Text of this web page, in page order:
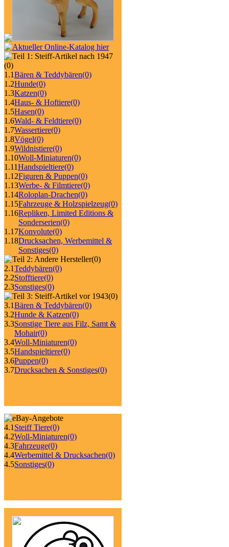
(0)
1.1Bären & Teddybären(0)
1.2Hunde(0)
1.3Katzen(0)
1.4Haus- & Hoftiere(0)
1.5Hasen(0)
1.6Wald- & Feldtiere(0)
1.7Wassertiere(0)
1.8Vögel(0)
1.9Wildnistiere(0)
1.10Woll-Miniaturen(0)
1.11Handspieltiere(0)
1.12Figuren & Puppen(0)
1.13Werbe- & Filmtiere(0)
1.14Roloplan-Drachen(0)
1.15Fahrzeuge & Holzspielzeug(0)
1.16Repliken, Limited Editions &
Sonderserien(0)
1.17Konvolute(0)
1.18Drucksachen, Werbemittel &
Sonstiges(0)
(0)
2.1Teddybären(0)
2.2Stofftiere(0)
2.3Sonstiges(0)
(0)
3.1Bären & Teddybären(0)
3.2Hunde & Katzen(0)
3.3Sonstige Tiere aus Filz, Samt &
Mohair(0)
3.4Woll-Miniaturen(0)
3.5Handspieltiere(0)
3.6Puppen(0)
3.7Drucksachen & Sonstiges(0)
4.1 Steiff Tiere(0)
4.2Woll-Miniaturen(0)
4.3Fahrzeuge(0)
4.4Werbemittel & Drucksachen(0)
4.5Sonstiges(0)